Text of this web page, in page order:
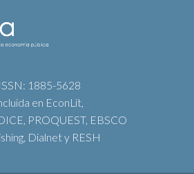
ISSN: 1885-5628
en EconLit,
PROQUEST, EBSCO
Dialnet y RESH